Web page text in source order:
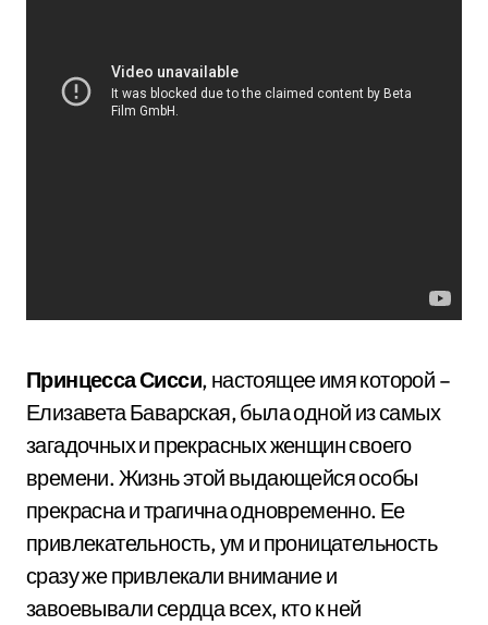
Принцесса Сисси, настоящее имя которой –
Елизавета Баварская, была одной из самых
загадочных и прекрасных женщин своего
времени. Жизнь этой выдающейся особы
прекрасна и трагична одновременно. Ее
привлекательность, ум и проницательность
сразу же привлекали внимание и
завоевывали сердца всех, кто к ней